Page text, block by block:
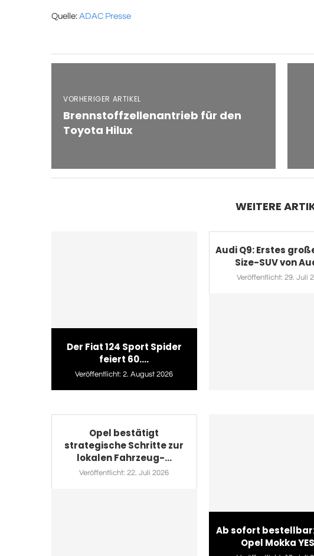
Quelle: ADAC Presse
VORHERIGER ARTIKEL
Brennstoffzellenantrieb für den
Toyota Hilux
WEITERE
Der Fiat 124 Sport Spider
feiert 60....
Veröffentlicht: 2. August 2026
Audi Q9: Erstes
Size-SUV von
Veröffentlicht: 29. Juli
Opel bestätigt
strategische Schritte zur
lokalen Fahrzeug-...
Veröffentlicht: 22. Juli 2026
Ab sofort
Opel Mokka